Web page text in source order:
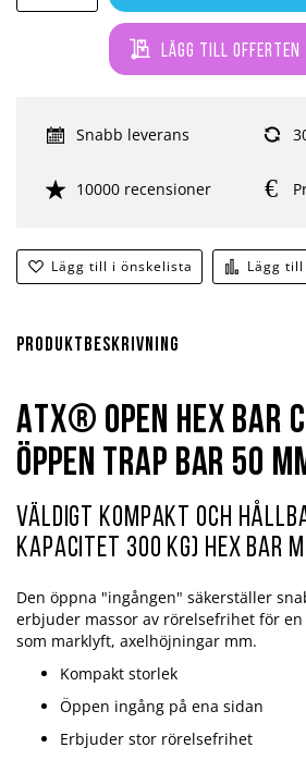
Lägg till offerten
Lägg till i önskelista Lägg
Snabb leverans
10000 recensioner
Produktbeskrivning
ATX® Open Hex Bar
öppen Trap Bar 50
Väldigt kompakt och
kapacitet 300 kg) Hex Bar
Den öppna "ingången" säkerställer
erbjuder massor av rörelsefrihet för
som marklyft, axelhöjningar mm.
Kompakt storlek
Öppen ingång på ena sidan
Erbjuder stor rörelsefrihet